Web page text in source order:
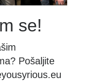
se!
Pošaljite